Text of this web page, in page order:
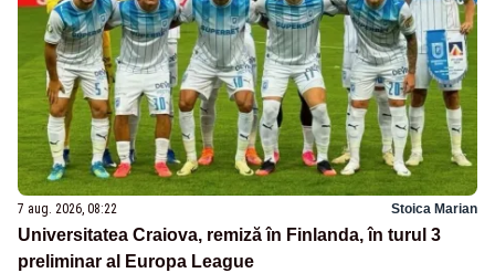
7 aug. 2026, 08:22 Stoica Marian
Universitatea Craiova, remiză în Finlanda, în turul 3
preliminar al Europa League